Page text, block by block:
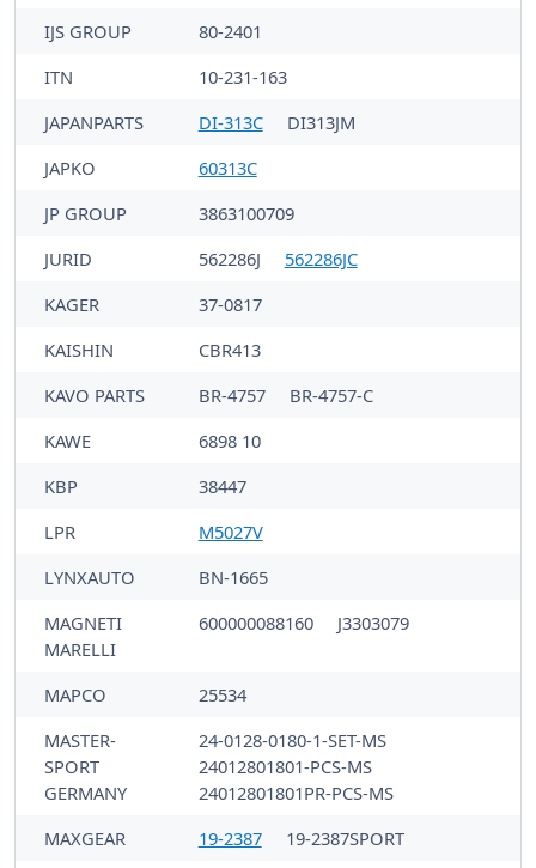
IJS GROUP
80-2401
ITN
10-231-163
JAPANPARTS
DI-313C
DI313JM
JAPKO
60313C
JP GROUP
3863100709
JURID
562286J
562286JC
KAGER
37-0817
KAISHIN
CBR413
KAVO PARTS
BR-4757
BR-4757-C
KAWE
6898 10
KBP
38447
LPR
M5027V
LYNXAUTO
BN-1665
MAGNETI
MARELLI
600000088160 J3303079
MAPCO
25534
MASTER-
SPORT
GERMANY
24-0128-0180-1-SET-MS
24012801801-PCS-MS
24012801801PR-PCS-MS
MAXGEAR
19-2387
19-2387SPORT